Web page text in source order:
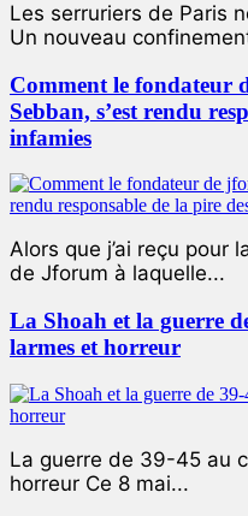
Les serruriers de Paris
Un nouveau
Comment le fondateur
Sebban, s’est rendu
infamies
Alors que j’ai reçu pour
de Jforum à laquelle...
La Shoah et la guerre
larmes et horreur
La guerre de 39-45 au
horreur Ce 8 mai...